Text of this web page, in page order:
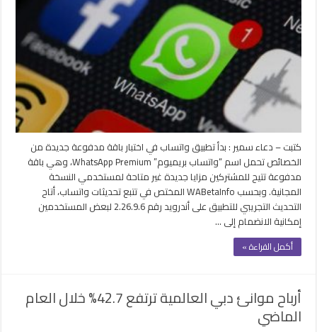
عن
بريميوم
كباقة
مدفوعة
تتيح
للمشتركين
جديدة
مغلقة
كتبت – دعاء سمير : بدأ تطبيق واتساب في اختبار باقة مدفوعة جديدة من
الخصائص تحمل اسم “واتساب بريميوم” WhatsApp Premium، وهي باقة
مدفوعة تتيح للمشتركين مزايا جديدة غير متاحة لمستخدمي النسخة
المجانية. وبحسب WABetaInfo المختص في تتبع تحديثات واتساب، أتاح
التحديث التجريبي للتطبيق على أندرويد رقم 2.26.9.6 لبعض المستخدمين
إمكانية الانضمام إلى …
أكمل القراءة »
أرباح موانئ دبي العالمية ترتفع 42.7% خلال العام
الماضي